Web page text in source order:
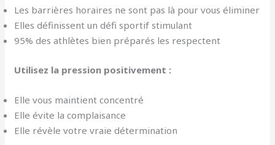
Les barrières horaires ne sont pas là pour vous éliminer
Elles définissent un défi sportif stimulant
95% des athlètes bien préparés les respectent
Utilisez la pression positivement :
Elle vous maintient concentré
Elle évite la complaisance
Elle révèle votre vraie détermination